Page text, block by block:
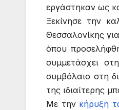
εργάστηκαν ως
Ξεκίνησε την
Θεσσαλονίκης
όπου
συμμετάσχει
συμβόλαιο στη
της ιδιαίτερης
Με την κήρυξη